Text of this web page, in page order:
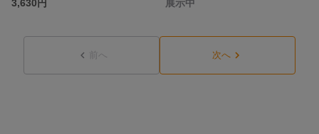
3,630円
展示中
前へ 次へ